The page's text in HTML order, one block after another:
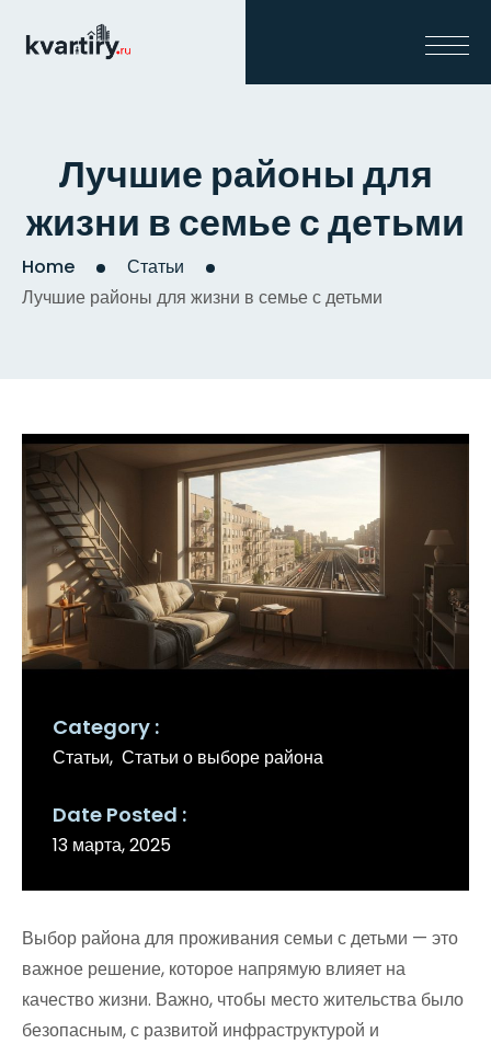
Лучшие районы для
жизни в семье с детьми
Home
Статьи
Лучшие районы для жизни в семье с детьми
Category
Статьи Статьи о выборе района
Date Posted
13 марта, 2025
Выбор района для проживания семьи с детьми — это
важное решение, которое напрямую влияет на
качество жизни. Важно, чтобы место жительства было
безопасным, с развитой инфраструктурой и